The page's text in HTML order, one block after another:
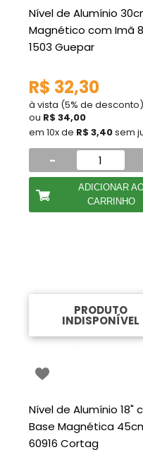
Nível de Alumínio
Magnético com Imã
1503 Guepar
R$ 32,30
à vista (5% de desconto)
ou R$ 34,00
em 10x de R$ 3,40sem
-
ADICIONAR
CARRINHO
PRODUTO
INDISPONÍVEL
Nível de Alumínio 18"
Base Magnética
60916 Cortag